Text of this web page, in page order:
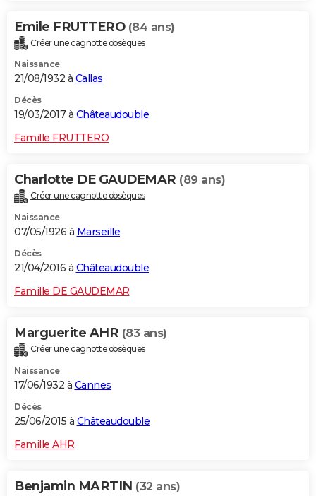
Emile FRUTTERO (84 ans)
Créer une cagnotte obsèques
Naissance
21/08/1932 à Callas
Décès
19/03/2017 à Châteaudouble
Famille FRUTTERO
Charlotte DE GAUDEMAR (89 ans)
Créer une cagnotte obsèques
Naissance
07/05/1926 à Marseille
Décès
21/04/2016 à Châteaudouble
Famille DE GAUDEMAR
Marguerite AHR (83 ans)
Créer une cagnotte obsèques
Naissance
17/06/1932 à Cannes
Décès
25/06/2015 à Châteaudouble
Famille AHR
Benjamin MARTIN (32 ans)